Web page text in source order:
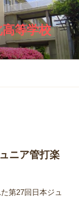
等学校
ニア管打楽
第27回日本ジュ